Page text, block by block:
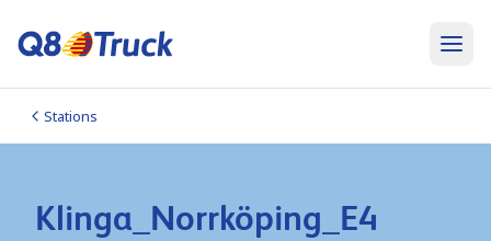
Stations
Klinga_Norrköping_E4